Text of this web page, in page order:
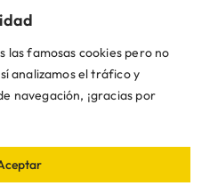
las famosas cookies pero no
analizamos el tráfico y
navegación, ¡gracias por
de Cookies
Privacidad
Ayuntamiento de Villanueva